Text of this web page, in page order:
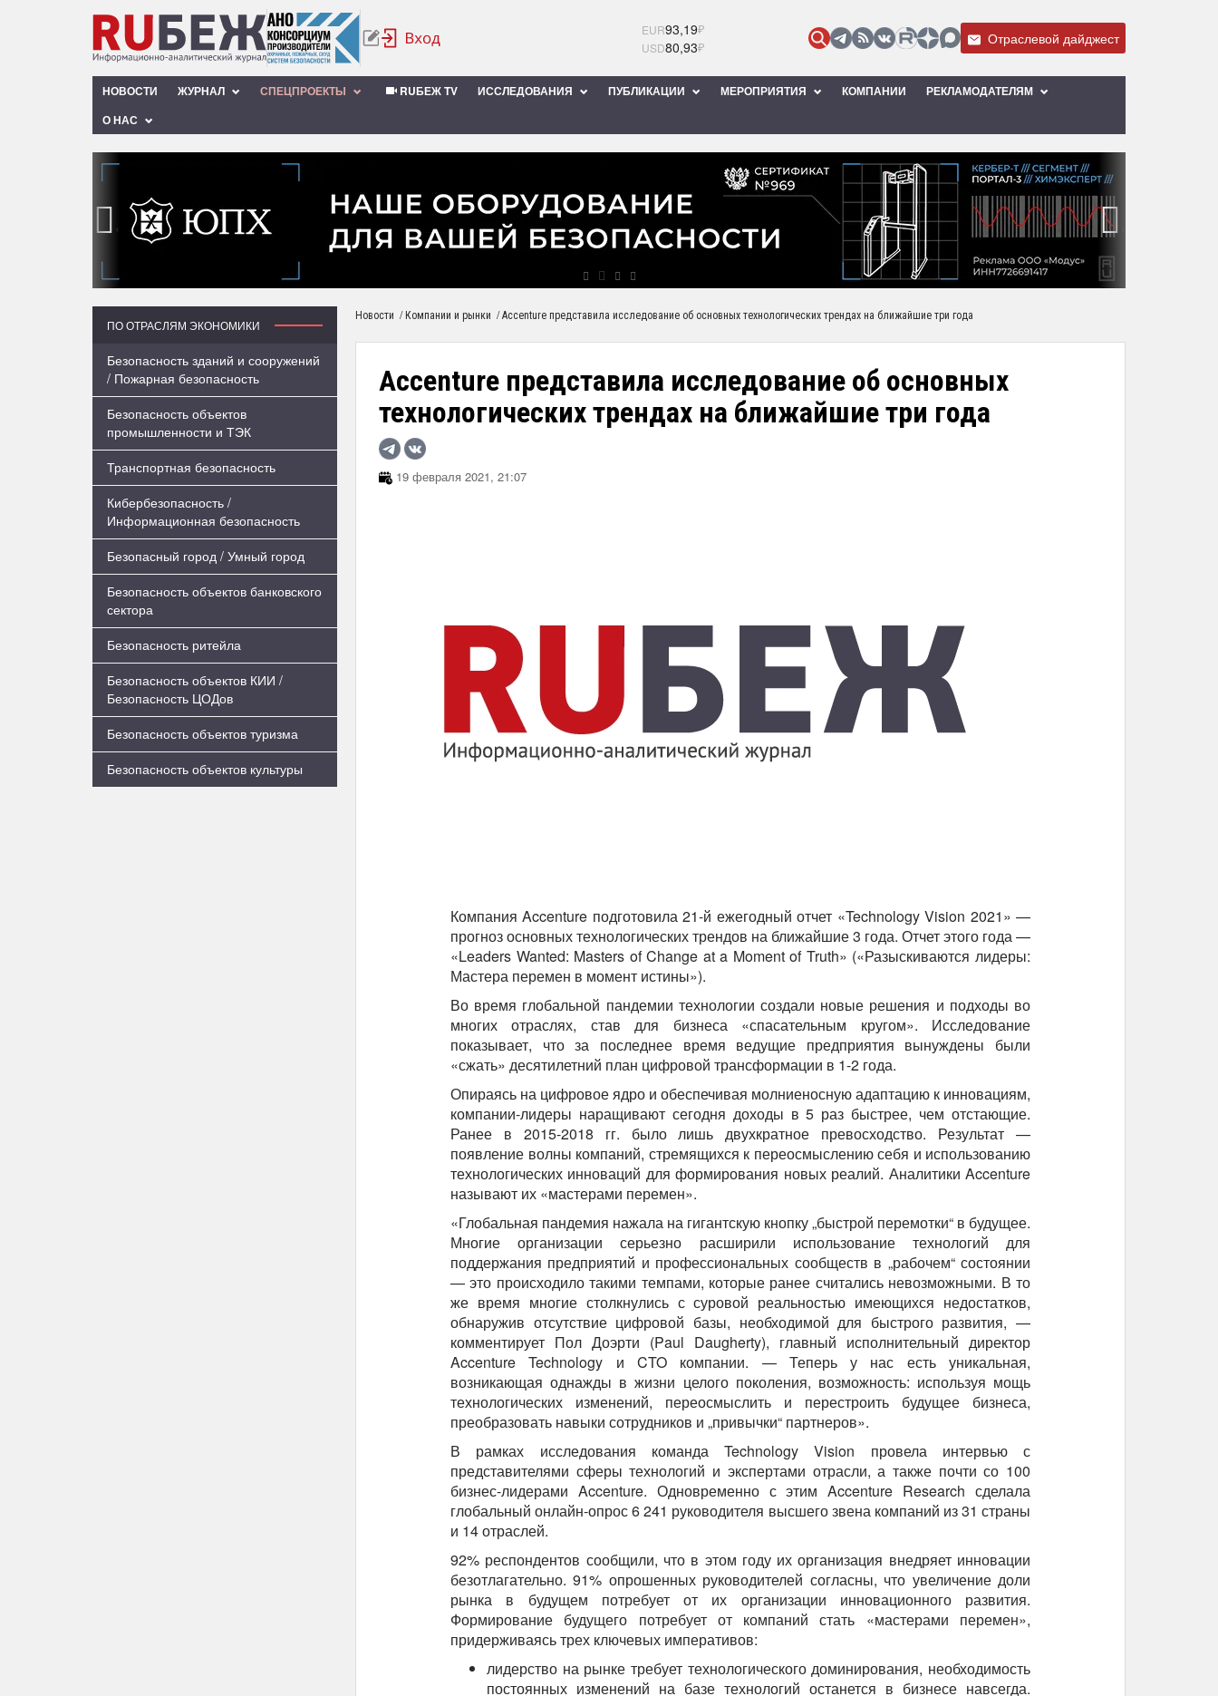
EUR93,19₽
USD80,93₽ Отраслевой дайджест
НОВОСТИ ЖУРНАЛ СПЕЦПРОЕКТЫ RUБЕЖ TV ИССЛЕДОВАНИЯ ПУБЛИКАЦИИ МЕРОПРИЯТИЯ КОМПАНИИ
РЕКЛАМОДАТЕЛЯМ
О НАС
‹
ПО ОТРАСЛЯМ ЭКОНОМИКИ
Безопасность зданий и сооружений
/ Пожарная безопасность
Безопасность объектов
промышленности и ТЭК
Транспортная безопасность
Кибербезопасность /
Информационная безопасность
Безопасный город / Умный город
Безопасность объектов банковского
сектора
Безопасность ритейла
Безопасность объектов КИИ /
Безопасность ЦОДов
Безопасность объектов туризма
Безопасность объектов культуры
Новости / Компании и рынки /Accenture представила исследование об основных технологических трендах на ближайшие три года
Accenture представила исследование об основных
технологических трендах на ближайшие три года
19 февраля 2021, 21:07
Компания Accenture подготовила 21-й ежегодный отчет «Technology Vision 2021» —
прогноз основных технологических трендов на ближайшие 3 года. Отчет этого года —
«Leaders Wanted: Masters of Change at a Moment of Truth» («Разыскиваются лидеры:
Мастера перемен в момент истины»).
Во время глобальной пандемии технологии создали новые решения и подходы во
многих отраслях, став для бизнеса «спасательным кругом». Исследование
показывает, что за последнее время ведущие предприятия вынуждены были
«сжать» десятилетний план цифровой трансформации в 1-2 года.
Опираясь на цифровое ядро и обеспечивая молниеносную адаптацию к инновациям,
компании-лидеры наращивают сегодня доходы в 5 раз быстрее, чем отстающие.
Ранее в 2015-2018 гг. было лишь двухкратное превосходство. Результат —
появление волны компаний, стремящихся к переосмыслению себя и использованию
технологических инноваций для формирования новых реалий. Аналитики Accenture
называют их «мастерами перемен».
«Глобальная пандемия нажала на гигантскую кнопку „быстрой перемотки“ в будущее.
Многие организации серьезно расширили использование технологий для
поддержания предприятий и профессиональных сообществ в „рабочем“ состоянии
— это происходило такими темпами, которые ранее считались невозможными. В то
же время многие столкнулись с суровой реальностью имеющихся недостатков,
обнаружив отсутствие цифровой базы, необходимой для быстрого развития, —
комментирует Пол Доэрти (Paul Daugherty), главный исполнительный директор
Accenture Technology и CTO компании. — Теперь у нас есть уникальная,
возникающая однажды в жизни целого поколения, возможность: используя мощь
технологических изменений, переосмыслить и перестроить будущее бизнеса,
преобразовать навыки сотрудников и „привычки“ партнеров».
В рамках исследования команда Technology Vision провела интервью с
представителями сферы технологий и экспертами отрасли, а также почти со 100
бизнес-лидерами Accenture. Одновременно с этим Accenture Research сделала
глобальный онлайн-опрос 6 241 руководителя высшего звена компаний из 31 страны
и 14 отраслей.
92% респондентов сообщили, что в этом году их организация внедряет инновации
безотлагательно. 91% опрошенных руководителей согласны, что увеличение доли
рынка в будущем потребует от их организации инновационного развития.
Формирование будущего потребует от компаний стать «мастерами перемен»,
придерживаясь трех ключевых императивов:
лидерство на рынке требует технологического доминирования, необходимость
постоянных изменений на базе технологий останется в бизнесе навсегда.